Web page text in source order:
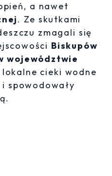
a nawet
. Ze skutkami
zmagali się
Biskupów
województwie
lokalne cieki wodne
spowodowały